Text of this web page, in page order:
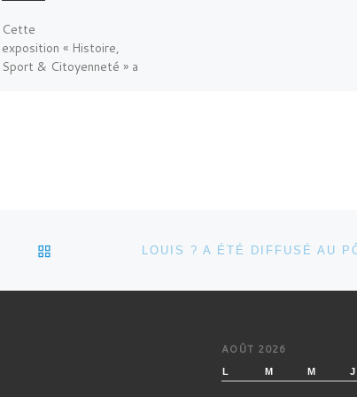
Cette
exposition « Histoire,
Sport & Citoyenneté » a
RETOUR À LA LISTE DES ARTICLES
AOÛT 2026
L M M J